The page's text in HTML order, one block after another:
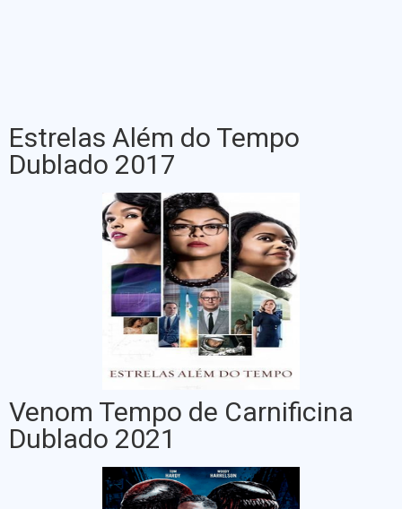
Estrelas Além do Tempo
Dublado 2017
Venom Tempo de Carnificina
Dublado 2021